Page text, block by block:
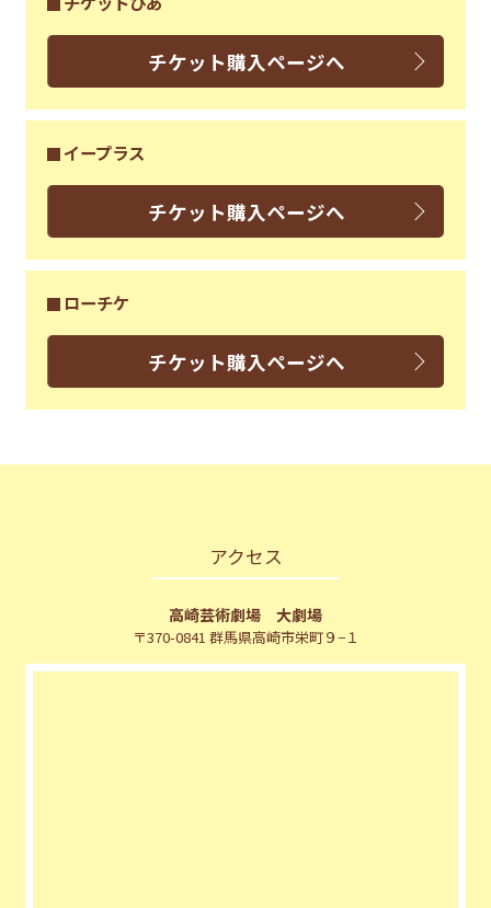
チケット購入ページへ
イープラス
チケット購入ページへ
ローチケ
チケット購入ページへ
アクセス
高崎芸術劇場 大劇場
〒370-0841 群馬県高崎市栄町９−１